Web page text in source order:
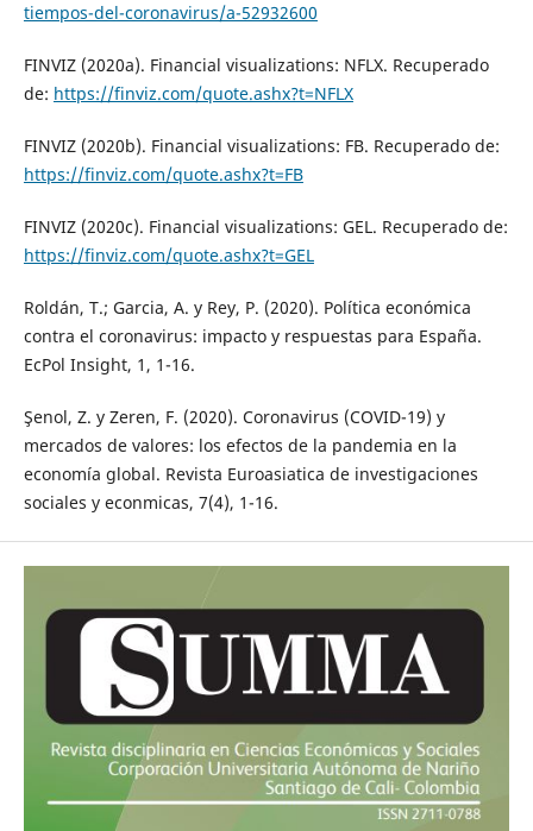
tiempos-del-coronavirus/a-52932600
FINVIZ (2020a). Financial visualizations: NFLX. Recuperado
de: https://finviz.com/quote.ashx?t=NFLX
FINVIZ (2020b). Financial visualizations: FB. Recuperado de:
https://finviz.com/quote.ashx?t=FB
FINVIZ (2020c). Financial visualizations: GEL. Recuperado de:
https://finviz.com/quote.ashx?t=GEL
Roldán, T.; Garcia, A. y Rey, P. (2020). Política económica
contra el coronavirus: impacto y respuestas para España.
EcPol Insight, 1, 1-16.
Şenol, Z. y Zeren, F. (2020). Coronavirus (COVID-19) y
mercados de valores: los efectos de la pandemia en la
economía global. Revista Euroasiatica de investigaciones
sociales y econmicas, 7(4), 1-16.